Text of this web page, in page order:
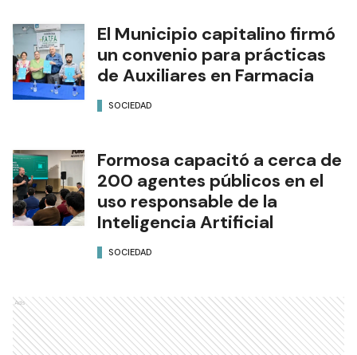
El Municipio capitalino firmó
un convenio para prácticas
de Auxiliares en Farmacia
SOCIEDAD
Formosa capacitó a cerca de
200 agentes públicos en el
uso responsable de la
Inteligencia Artificial
SOCIEDAD
Ads